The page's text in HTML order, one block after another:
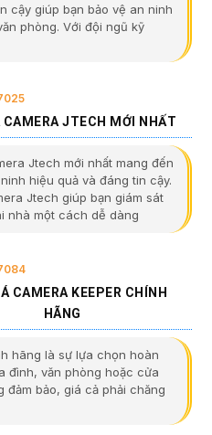
cậy giúp bạn bảo vệ an ninh
phòng. Với đội ngũ kỹ
CAMERA JTECH MỚI NHẤT
Jtech mới nhất mang đến
hiệu quả và đáng tin cậy.
Jtech giúp bạn giám sát
nhà một cách dễ dàng
CAMERA KEEPER CHÍNH
HÃNG
hãng là sự lựa chọn hoàn
đình, văn phòng hoặc cửa
đảm bảo, giá cả phải chăng